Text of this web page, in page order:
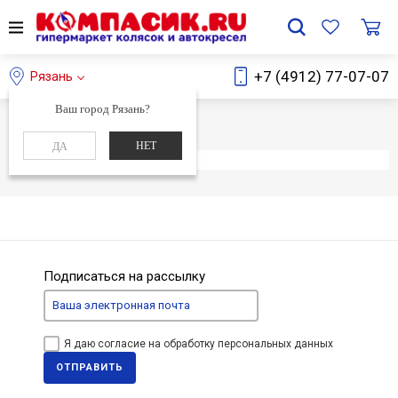
Рязань
Ваш город Рязань?
ДА НЕТ
+7 (4912) 77-07-07
Главная Каталог
Элемент не найден
Подписаться на рассылку
Я даю согласие на обработку персональных данных
ОТПРАВИТЬ